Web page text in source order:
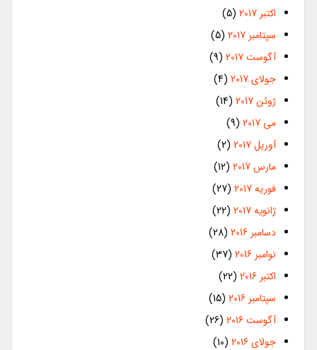
اکتبر 2017
(5)
سپتامبر 2017
(5)
آگوست 2017
(9)
جولای 2017
(4)
ژوئن 2017
(14)
می 2017
(9)
آوریل 2017
(2)
مارس 2017
(12)
فوریه 2017
(27)
ژانویه 2017
(22)
دسامبر 2016
(28)
نوامبر 2016
(37)
اکتبر 2016
(22)
سپتامبر 2016
(15)
آگوست 2016
(26)
جولای 2016
(10)